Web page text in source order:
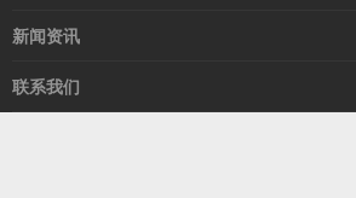
以太网交换机
希捷硬盘
新闻资讯
行业动态
技术视角
联系我们